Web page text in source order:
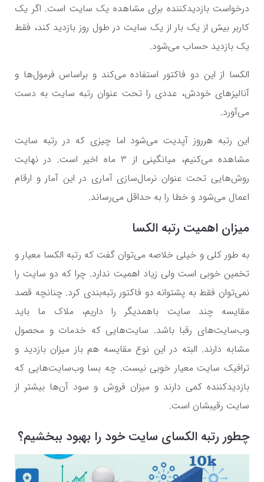
درخواست بازدیدکننده برای مشاهده یک سایت است. اگر یک
کاربر بیش از یک بار از یک سایت در طول روز بازدید کند، فقط
یک بازدید حساب می‌شود.
الکسا از این دو فاکتور استفاده می‌کند و براساس فرمول‌ها و
آنالیزهای خودش، عددی را تحت عنوان رتبه سایت به دست
می‌آورد.
این رتبه هرروز آپدیت می‌شود اما چیزی که در رتبه‌ سایت
مشاهده می‌کنیم،‌ میانگینی از 3 ماه اخیر است. در نهایت
روش‌هایی تحت عنوان نرمال‌سازی آماری در این آمار و ارقام
اعمال می‌شود و خطا را به حداقل می‌رساند.
میزان اهمیت رتبه الکسا
به طور کلی و خیلی خلاصه می‌توان گفت که رتبه الکسا معیار و
تخمین خوبی است ولی زیاد اهمیت ندارد. چرا که دو سایت را
نمی‌توان فقط به پشتوانه دو فاکتور رتبه‌بندی کرد. چنانچه قصد
مقایسه چند سایت باهمدیگر را داریم، ملاک ما باید
وب‌سایت‌های رقبا باشد. سایت‌هایی که خدمات و محصول
مشابه دارند. البته در این نوع مقایسه هم باز میزان بازدید و
ترافیک سایت معیار خوبی نیست. چه بسا وب‌سایت‌هایی که
بازدیدکننده کمی دارند و میزان فروش و سود آن‌ها بیشتر از
سایت رقیبشان است.
چطور رتبه الکسای سایت خود را بهبود ببخشیم؟